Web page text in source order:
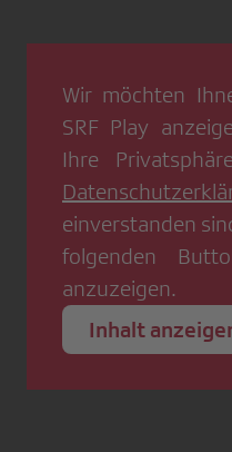
Wir möchten
SRF Play
Ihre
einverstanden
folgenden
anzuzeigen.
Inhalt